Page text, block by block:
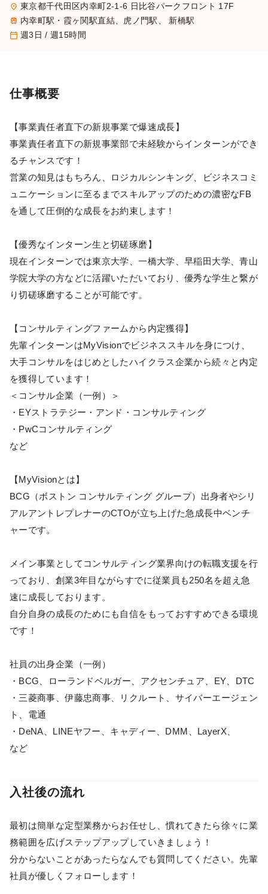
place 東京都千代田区内幸町2-1-6 日比谷パークフロント 17F
train 内幸町駅・霞ヶ関駅直結、虎ノ門駅、 新橋駅
calendar_today 週3日 / 週15時間
仕事概要
【事業責任者直下の新規事業で爆速成長】
事業責任者直下の新規事業部で未経験からインターンができ
るチャンスです！
営業の知見はもちろん、ロジカルシンキング、ビジネスコミ
ュニケーションに至るまでスキルアップのための濃密なFB
を通して圧倒的な成長をお約束します！
【優秀なインターン生と切磋琢磨】
現在インターンでは東京大学、一橋大学、早稲田大学、青山
学院大学の方などに活躍いただいており、優秀な学生と繋が
り切磋琢磨することが可能です。
【コンサルティングファームから内定獲得】
先輩インターンはMyVisionでビジネススキルを身につけ、
大手コンサルをはじめとしたハイクラス企業から続々と内定
を獲得しています！
＜コンサル企業（一例）＞
・EYストラテジー・アンド・コンサルティング
・PwCコンサルティング
など
【MyVisionとは】
BCG（ボストン コンサルティング グループ）出身者やシリ
アルアントレプレナーのCTOが立ち上げた急成長中ベンチ
ャーです。
メイン事業としてコンサルティング業界向けの転職支援を行
っており、創業3年目ながらすでに従業員も250名を超え急
速に成長しております。
自分自身の成長のためにも自信をもっておすすめできる環境
です！
社員の出身企業（一例）
・BCG、ローランドベルガー、アクセンチュア、EY、DTC
・三菱商事、伊藤忠商事、リクルート、サイバーエージェン
ト、電通
・DeNA、LINEヤフー、キャディー、DMM、LayerX、
など
入社後の流れ
最初は簡単な定型業務からお任せし、慣れてきたら徐々に業
務範囲を広げステップアップしていきましょう！
分からないことがあったらなんでも質問してください。先輩
社員が優しくフォローします！